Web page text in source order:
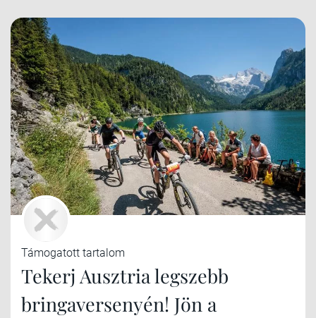
Támogatott tartalom
Tekerj Ausztria legszebb
bringaversenyén! Jön a